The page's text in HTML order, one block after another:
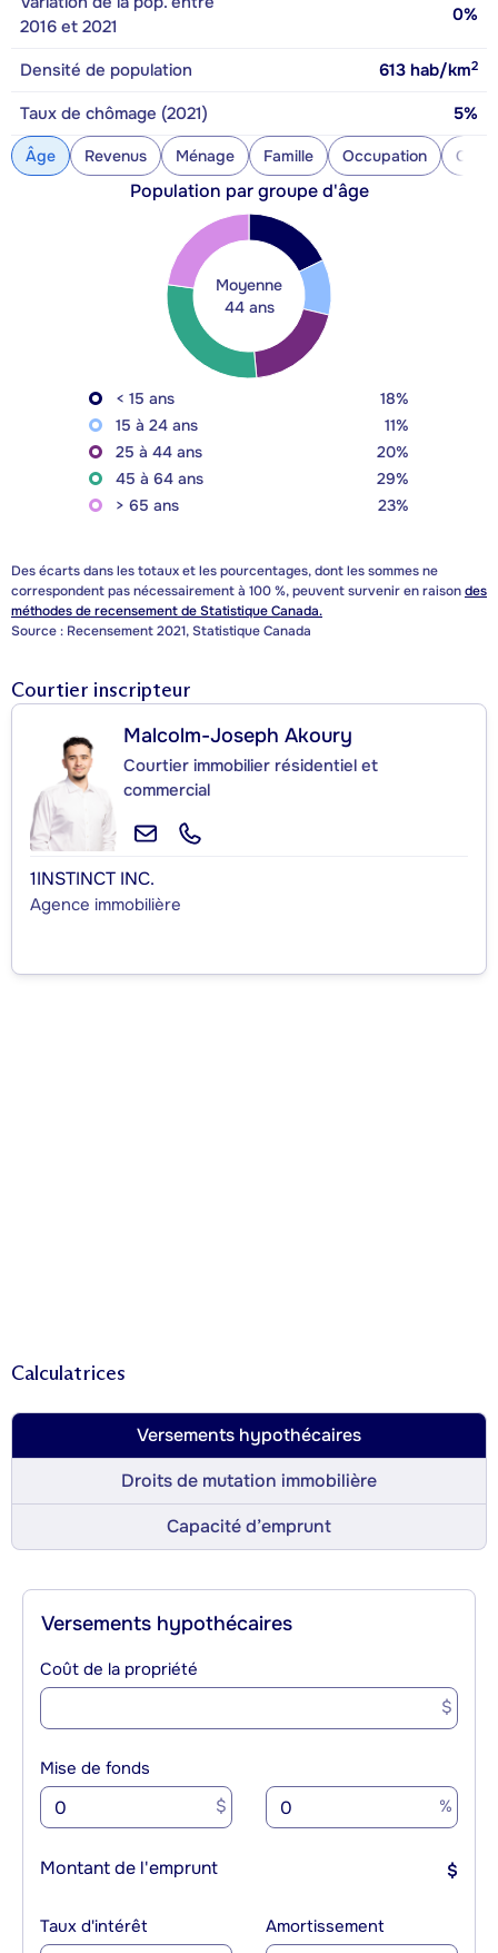
2016 et 2021
0%
Densité de population 613 hab/km2
Taux de chômage (2021) 5%
Âge Revenus Ménage Famille Occupation
Population par groupe d'âge
Moyenne
44 ans
< 15 ans
18%
15 à 24 ans
11%
25 à 44 ans
20%
45 à 64 ans
29%
> 65 ans
23%
Des écarts dans les totaux et les pourcentages, dont les sommes ne
correspondent pas nécessairement à 100 %, peuvent survenir en raisondes
méthodes de recensement de Statistique Canada.
Source : Recensement 2021, Statistique Canada
Courtier inscripteur
Malcolm-Joseph Akoury
Courtier immobilier résidentiel et
commercial
1INSTINCT INC.
Agence immobilière
Calculatrices
Versements hypothécaires
Droits de mutation immobilière
Capacité d’emprunt
Versements hypothécaires
Coût de la propriété
$
Mise de fonds
$ %
Montant de l'emprunt $
Taux d'intérêt Amortissement